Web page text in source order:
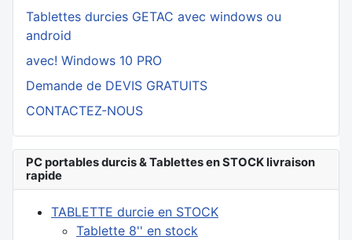
Tablettes durcies GETAC avec windows ou
android
avec! Windows 10 PRO
Demande de DEVIS GRATUITS
CONTACTEZ-NOUS
PC portables durcis & Tablettes en STOCK livraison
rapide
TABLETTE durcie en STOCK
Tablette 8'' en stock